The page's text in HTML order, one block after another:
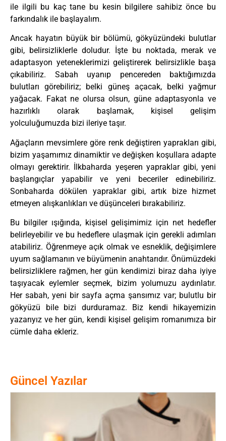
ile ilgili bu kaç tane bu kesin bilgilere sahibiz önce bu
farkındalık ile başlayalım.
Ancak hayatın büyük bir bölümü, gökyüzündeki bulutlar
gibi, belirsizliklerle doludur. İşte bu noktada, merak ve
adaptasyon yeteneklerimizi geliştirerek belirsizlikle başa
çıkabiliriz. Sabah uyanıp pencereden baktığımızda
bulutları görebiliriz; belki güneş açacak, belki yağmur
yağacak. Fakat ne olursa olsun, güne adaptasyonla ve
hazırlıklı olarak başlamak, kişisel gelişim
yolculuğumuzda bizi ileriye taşır.
Ağaçların mevsimlere göre renk değiştiren yaprakları gibi,
bizim yaşamımız dinamiktir ve değişken koşullara adapte
olmayı gerektirir. İlkbaharda yeşeren yapraklar gibi, yeni
başlangıçlar yapabilir ve yeni beceriler edinebiliriz.
Sonbaharda dökülen yapraklar gibi, artık bize hizmet
etmeyen alışkanlıkları ve düşünceleri bırakabiliriz.
Bu bilgiler ışığında, kişisel gelişimimiz için net hedefler
belirleyebilir ve bu hedeflere ulaşmak için gerekli adımları
atabiliriz. Öğrenmeye açık olmak ve esneklik, değişimlere
uyum sağlamanın ve büyümenin anahtarıdır. Önümüzdeki
belirsizliklere rağmen, her gün kendimizi biraz daha iyiye
taşıyacak eylemler seçmek, bizim yolumuzu aydınlatır.
Her sabah, yeni bir sayfa açma şansımız var; bulutlu bir
gökyüzü bile bizi durduramaz. Biz kendi hikayemizin
yazarıyız ve her gün, kendi kişisel gelişim romanımıza bir
cümle daha ekleriz.
Güncel Yazılar